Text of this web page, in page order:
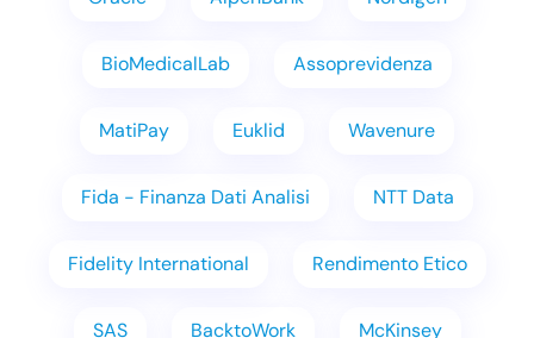
BioMedicalLab Assoprevidenza
MatiPay Euklid Wavenure
Fida - Finanza Dati Analisi NTT Data
Fidelity International Rendimento Etico
SAS BacktoWork McKinsey